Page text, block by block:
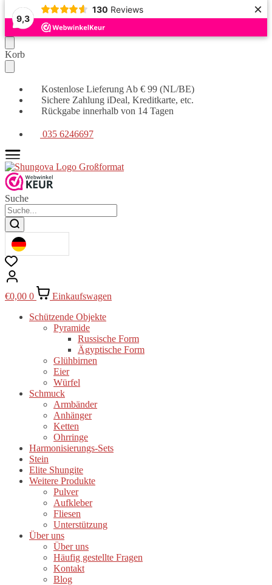
9,3
130 Reviews ×
Weiter
zur
Navigation
Zum
Inhalt
springen
Korb
Kostenlose Lieferung Ab € 99 (NL/BE)
Sichere Zahlung iDeal, Kreditkarte, etc.
Rückgabe innerhalb von 14 Tagen
035 6246697
Suche
€0,00 0
Einkaufswagen
Schützende Objekte
Pyramide
Russische Form
Ägyptische Form
Glühbirnen
Eier
Würfel
Schmuck
Armbänder
Anhänger
Ketten
Ohrringe
Harmonisierungs-Sets
Stein
Elite Shungite
Weitere Produkte
Pulver
Aufkleber
Fliesen
Unterstützung
Über uns
Über uns
Häufig gestellte Fragen
Kontakt
Blog